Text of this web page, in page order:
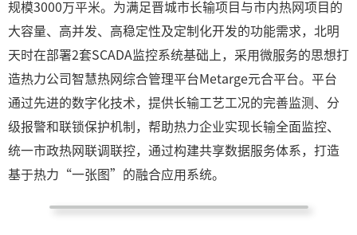
规模3000万平米。为满足晋城市长输项目与市内热网项目的
大容量、高并发、高稳定性及定制化开发的功能需求，北明
天时在部署2套SCADA监控系统基础上，采用微服务的思想打
造热力公司智慧热网综合管理平台Metarge元合平台。平台
通过先进的数字化技术，提供长输工艺工况的完善监测、分
级报警和联锁保护机制，帮助热力企业实现长输全面监控、
统一市政热网联调联控，通过构建共享数据服务体系，打造
基于热力“一张图”的融合应用系统。